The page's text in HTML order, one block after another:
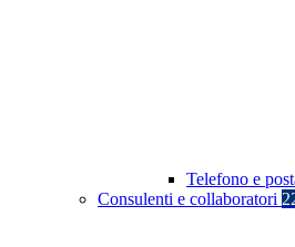
Telefono e
Consulenti e collaboratori